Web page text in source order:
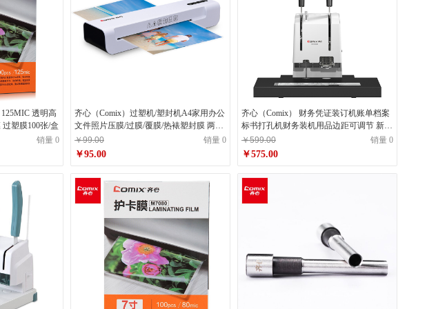
塑膜100张/盒
销量 0
齐心（Comix）过塑机/塑封机A4家用办公
文件照片压膜/过膜/覆膜/热裱塑封膜 两档
控温 F9015B
￥99.00 销量 0
￥95.00
齐心（Comix） 财务凭证装订机账单档案
标书打孔机财务装机用品边距可调节 新结
构定位针CM-3008S
￥599.00 销量 0
￥575.00